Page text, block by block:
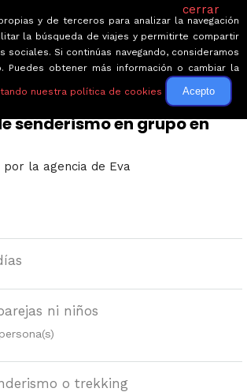
por España
senderismo en grupo en
por la agencia de Eva
ni niños
o trekking
cerrar
y de terceros para analizar la navegación
la búsqueda de viajes y permitirte compartir
sociales. Si continúas navegando, consideramos
Puedes obtener más información o cambiar la
nuestra política de cookies Acepto